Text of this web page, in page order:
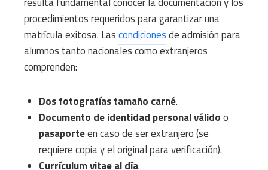
procedimientos requeridos para garantizar una
matrícula exitosa. Lascondicionesde admisión para
alumnos tanto nacionales como extranjeros
comprenden:
Dos fotografías tamaño carné.
Documento de identidad personal válidoo
pasaporteen caso de ser extranjero (se
requiere copia y el original para verificación).
Currículum vitae al día.